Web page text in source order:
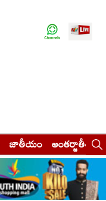
జాతీయం అంతర్జాతీయం